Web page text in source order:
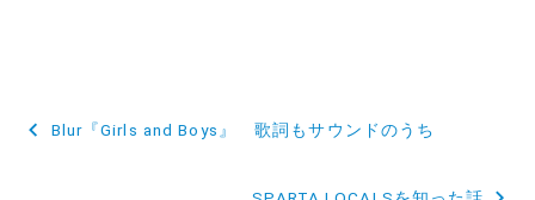
投
Blur『Girls and Boys』 歌詞もサウンドのうち